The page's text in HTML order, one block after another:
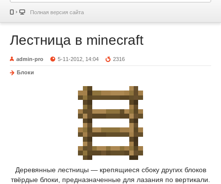
Полная версия сайта
Лестница в minecraft
admin-pro 5-11-2012, 14:04 2316
Блоки
Деревянные лестницы — крепящиеся сбоку других блоков
твёрдые блоки, предназначенные для лазания по вертикали.